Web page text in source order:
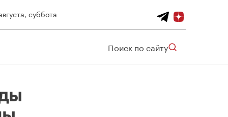
суббота
Поиск по сайту